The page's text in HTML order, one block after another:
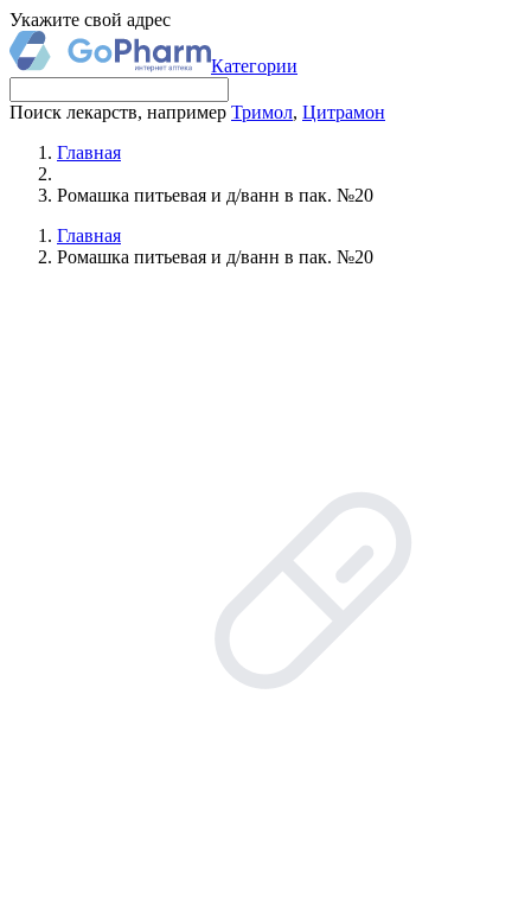
Укажите свой адрес
Категории
Поиск лекарств, например Тримол, Цитрамон
Главная
Ромашка питьевая и д/ванн в пак. №20
Главная
Ромашка питьевая и д/ванн в пак. №20